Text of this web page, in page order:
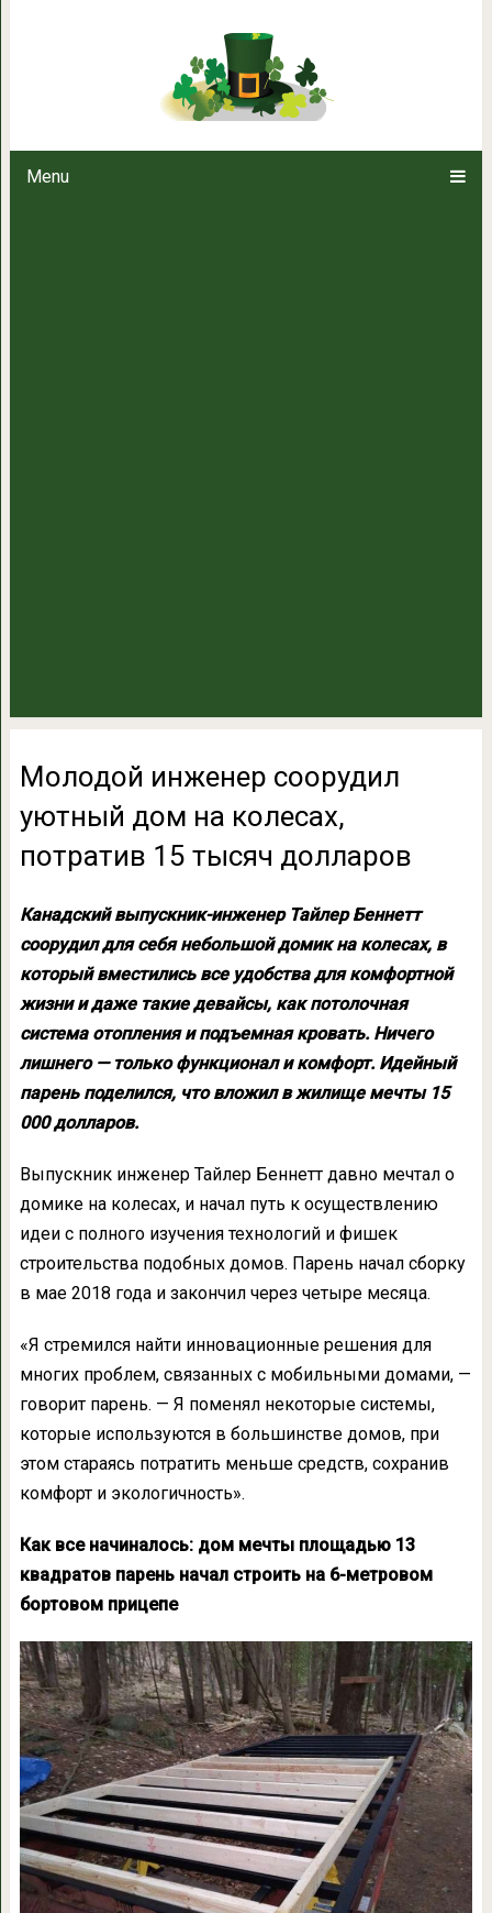
Menu
Молодой инженер соорудил
Молодой инженер соорудил
уютный дом на колесах,
потратив 15 тысяч долларов
Канадский выпускник-инженер Тайлер Беннетт
соорудил для себя небольшой домик на колесах, в
который вместились все удобства для комфортной
жизни и даже такие девайсы, как потолочная
система отопления и подъемная кровать. Ничего
лишнего — только функционал и комфорт. Идейный
парень поделился, что вложил в жилище мечты 15
000 долларов.
Выпускник инженер Тайлер Беннетт давно мечтал о
домике на колесах, и начал путь к осуществлению
идеи с полного изучения технологий и фишек
строительства подобных домов. Парень начал сборку
в мае 2018 года и закончил через четыре месяца.
«Я стремился найти инновационные решения для
многих проблем, связанных с мобильными домами, —
говорит парень. — Я поменял некоторые системы,
которые используются в большинстве домов, при
этом стараясь потратить меньше средств, сохранив
комфорт и экологичность».
Как все начиналось: дом мечты площадью 13
квадратов парень начал строить на 6-метровом
бортовом прицепе